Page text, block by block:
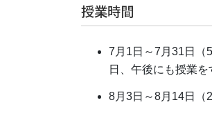
授業時間
7月1日～7月31日（
日、午後にも授業を
8月3日～8月14日（